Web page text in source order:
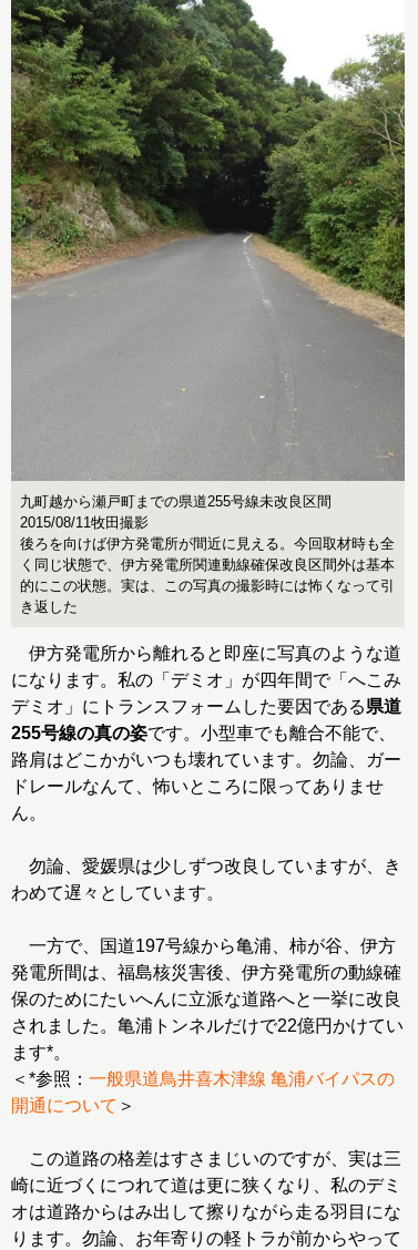
九町越から瀬戸町までの県道255号線未改良区間
2015/08/11牧田撮影
後ろを向けば伊方発電所が間近に見える。今回取材時も全
く同じ状態で、伊方発電所関連動線確保改良区間外は基本
的にこの状態。実は、この写真の撮影時には怖くなって引
き返した
伊方発電所から離れると即座に写真のような道
になります。私の「デミオ」が四年間で「へこみ
デミオ」にトランスフォームした要因である県道
255号線の真の姿です。小型車でも離合不能で、
路肩はどこかがいつも壊れています。勿論、ガー
ドレールなんて、怖いところに限ってありませ
ん。
勿論、愛媛県は少しずつ改良していますが、き
わめて遅々としています。
一方で、国道197号線から亀浦、柿が谷、伊方
発電所間は、福島核災害後、伊方発電所の動線確
保のためにたいへんに立派な道路へと一挙に改良
されました。亀浦トンネルだけで22億円かけてい
ます*。
＜*参照： 一般県道鳥井喜木津線 亀浦バイパスの
開通について ＞
この道路の格差はすさまじいのですが、実は三
崎に近づくにつれて道は更に狭くなり、私のデミ
オは道路からはみ出して擦りながら走る羽目にな
ります。勿論、お年寄りの軽トラが前からやって